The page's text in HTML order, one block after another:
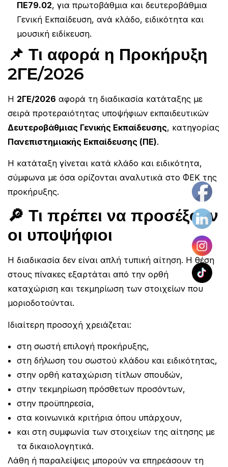
στον Ιδιωτικό Τομέα Blog Επικοινωνία
ΠΕ79.02, για πρωτοβάθμια και δευτεροβάθμια
Γενική Εκπαίδευση, ανά κλάδο, ειδικότητα και
μουσική ειδίκευση.
📌 Τι αφορά η Προκήρυξη
2ΓΕ/2026
Η 2ΓΕ/2026 αφορά τη διαδικασία κατάταξης με
σειρά προτεραιότητας υποψήφιων εκπαιδευτικών
Δευτεροβάθμιας Γενικής Εκπαίδευσης, κατηγορίας
Πανεπιστημιακής Εκπαίδευσης (ΠΕ).
Η κατάταξη γίνεται κατά κλάδο και ειδικότητα,
σύμφωνα με όσα ορίζονται αναλυτικά στο ΦΕΚ της
προκήρυξης.
🔎 Τι πρέπει να προσέξουν
οι υποψήφιοι
Η διαδικασία δεν είναι απλή τυπική αίτηση. Η θέση
στους πίνακες εξαρτάται από την ορθή
καταχώριση και τεκμηρίωση των στοιχείων που
μοριοδοτούνται.
Ιδιαίτερη προσοχή χρειάζεται:
στη σωστή επιλογή προκήρυξης,
στη δήλωση του σωστού κλάδου και ειδικότητας,
στην ορθή καταχώριση τίτλων σπουδών,
στην τεκμηρίωση πρόσθετων προσόντων,
στην προϋπηρεσία,
στα κοινωνικά κριτήρια όπου υπάρχουν,
και στη συμφωνία των στοιχείων της αίτησης με
τα δικαιολογητικά.
Λάθη ή παραλείψεις μπορούν να επηρεάσουν τη